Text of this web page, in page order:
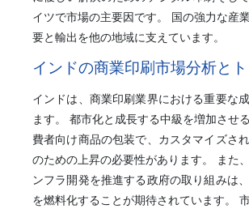
イツで市場の主要因です。 国の強力な産
要と輸出を他の地域に支えています。
インドの商業印刷市場分析と
インドは、商業印刷業界における重要な
ます。 都市化と成長する中級を増加させ
費者向け商品の包装で、カスタマイズさ
のための上昇の必要性があります。 また
ンフラ開発を推進する政府の取り組みは
を燃料化することが期待されています。